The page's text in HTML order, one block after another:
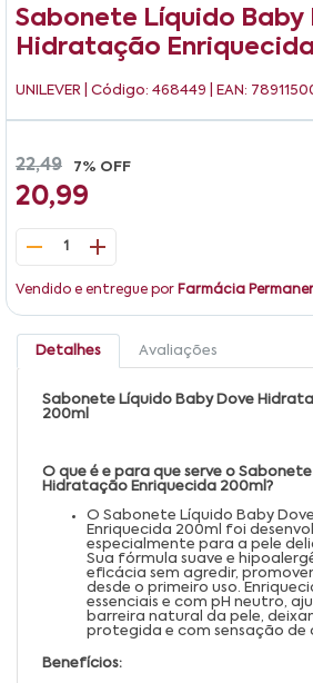
Sabonete Líquido Baby
Hidratação
UNILEVER | Código: 468449 | EAN:
22,49 7% OFF
20,99
1
Vendido e entregue por Farmácia
Detalhes Avaliações
Sabonete Líquido Baby Dove
200ml
O que é e para que serve o
Hidratação Enriquecida 200ml?
O Sabonete Líquido Baby
Enriquecida 200ml foi
especialmente para a pele
Sua fórmula suave e
eficácia sem agredir,
desde o primeiro uso.
essenciais e com pH neutro,
barreira natural da pele,
protegida e com sensação
Benefícios: